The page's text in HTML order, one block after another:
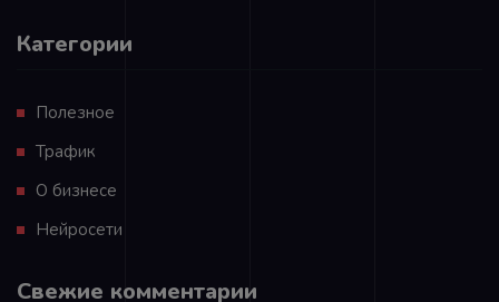
Категории
Полезное
Трафик
О бизнесе
Нейросети
Свежие комментарии